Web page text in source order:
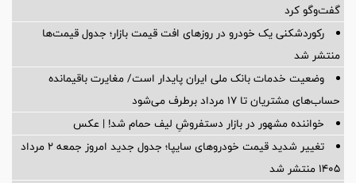
گفت‌وگو کرد
رکوردشکنی یک خودرو در روزهای افت قیمت بازار؛ جدول قیمت‌ها
منتشر شد
وضعیت خدمات بانک ملی ایران پایدار است/ مغایرت‌ باقیمانده
حساب‌های مشتریان تا ۱۷ مرداد برطرف می‌شود
خواننده مشهور در بازار دستفروشِ لیف حمام شد! | عکس
تغییر شدید قیمت خودروهای سایپا؛ جدول جدید امروز جمعه ۲ مرداد
۱۴۰۵ منتشر شد